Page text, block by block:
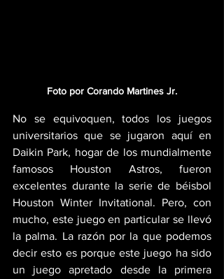
Foto por Corando Martines Jr.
No se equivoquen, todos los juegos
universitarios que se jugaron aquí en
Daikin Park, hogar de los mundialmente
famosos Houston Astros, fueron
excelentes durante la serie de béisbol
Houston Winter Invitational. Pero, con
mucho, este juego en particular se llevó
la palma. La razón por la que podemos
decir esto es porque este juego ha sido
un juego apretado desde la primera